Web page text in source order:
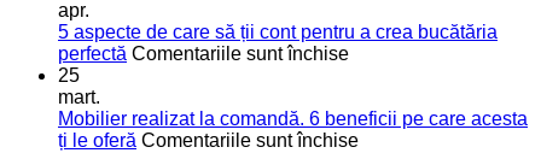
bucătărie
de
moderne
pentru
spațiu
în
apr.
5 aspecte de care să ții cont pentru a crea bucătăria
perfectă Comentariile sunt închisepentru
de
care
25
mart.
Mobilier realizat la comandă. 6 beneficii pe care acesta
ți le oferă Comentariile sunt închisepentru